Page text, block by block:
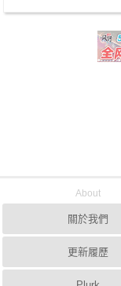
About
關於我們
更新履歷